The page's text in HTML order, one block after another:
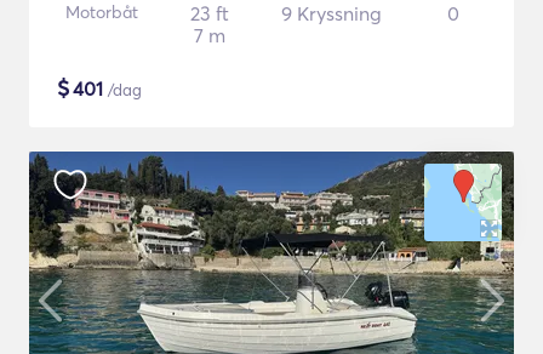
Motorbåt
23 ft
7 m
9 Kryssning 0
$401 /dag